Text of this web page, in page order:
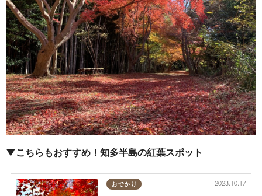
▼こちらもおすすめ！知多半島の紅葉スポット
おでかけ 2023.10.17